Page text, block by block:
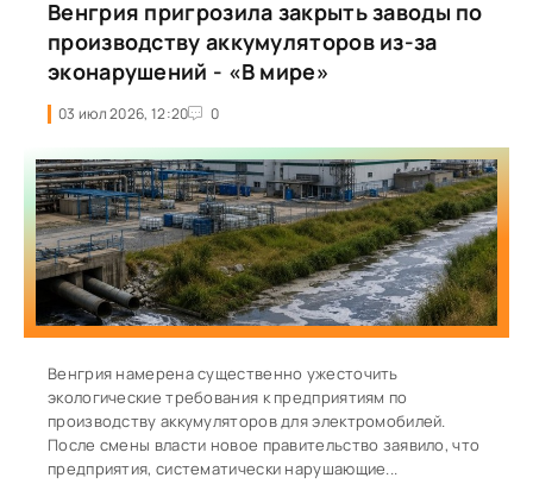
Венгрия пригрозила закрыть заводы по
производству аккумуляторов из-за
эконарушений - «В мире»
03 июл 2026, 12:20 0
Венгрия намерена существенно ужесточить
экологические требования к предприятиям по
производству аккумуляторов для электромобилей.
После смены власти новое правительство заявило, что
предприятия, систематически нарушающие...